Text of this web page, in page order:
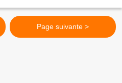
Page suivante >